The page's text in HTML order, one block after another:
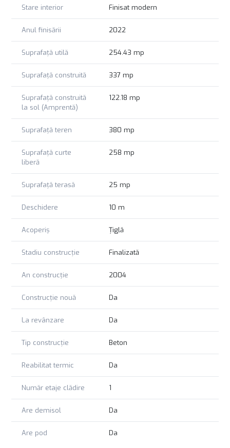
Pentru mai multe detalii sau daca doriti sa stabilim o
vizionare, va stam oricand la dispozitie.
Pentru aceasta proprietate COMISIONUL ESTE ZERO!
Stare interior Finisat modern
Anul finisării 2022
Suprafață utilă 254.43 mp
Suprafață construită 337 mp
Suprafață construită
la sol (Amprentă)
122.18 mp
Suprafață teren 380 mp
Suprafață curte
liberă
258 mp
Suprafață terasă 25 mp
Deschidere 10 m
Acoperiș Țiglă
Stadiu construcție Finalizată
An construcție 2004
Construcție nouă Da
La revânzare Da
Tip construcție Beton
Reabilitat termic Da
Număr etaje clădire 1
Are demisol Da
Are pod Da